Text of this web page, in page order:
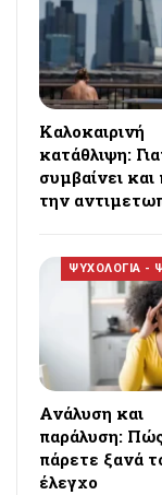
Καλοκαιρινή
κατάθλιψη:
συμβαίνει
την
Ανάλυση και
παράλυση:
πάρετε ξανά
έλεγχο